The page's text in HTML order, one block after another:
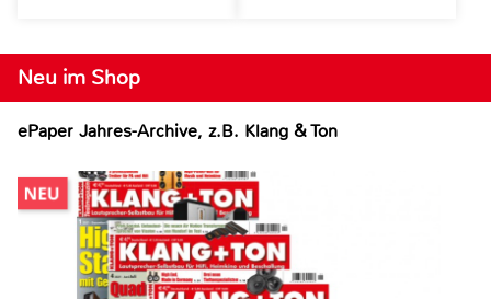
Neu im Shop
ePaper Jahres-Archive, z.B. Klang & Ton